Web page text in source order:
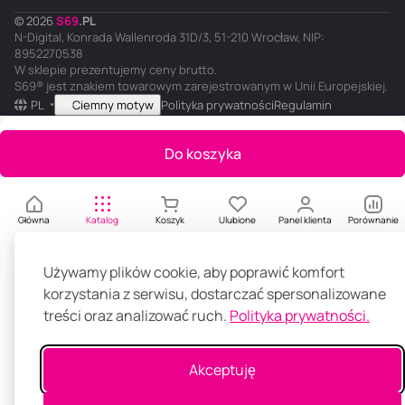
Używamy plików cookie, aby poprawić komfort
korzystania z serwisu, dostarczać spersonalizowane
treści oraz analizować ruch. Polityka prywatności.
Akceptuję
Do koszyka
Główna Katalog Koszyk Ulubione Panel klienta Porównanie
© 2026 S69.PL
N-Digital, Konrada Wallenroda 31D/3, 51-210 Wrocław, NIP:
8952270538
W sklepie prezentujemy ceny brutto.
S69® jest znakiem towarowym zarejestrowanym w Unii Europejskiej.
PL
Ciemny motyw Polityka prywatnościRegulamin